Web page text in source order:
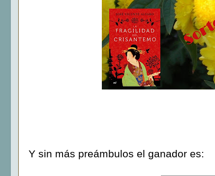
Y sin más preámbulos el ganador es: